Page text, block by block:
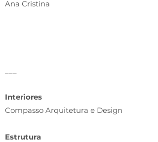
Ana Cristina
Interiores
Compasso Arquitetura e Design
Estrutura